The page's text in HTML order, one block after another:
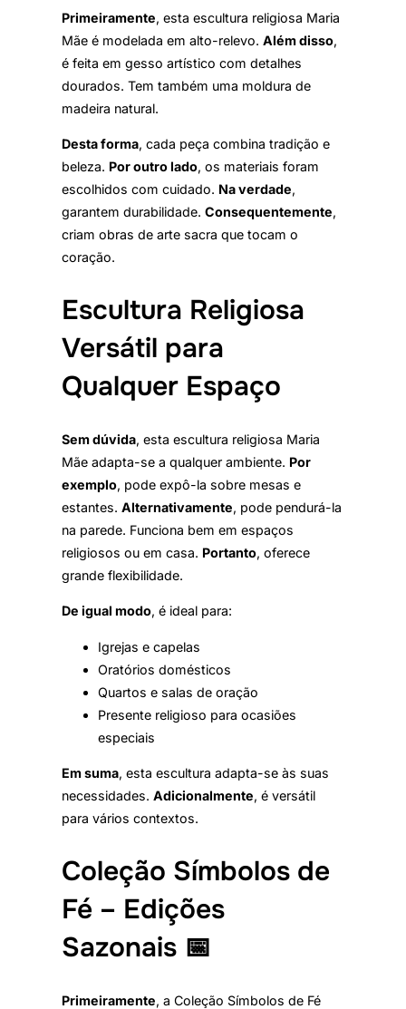
Primeiramente, esta escultura religiosa Maria
Mãe é modelada em alto-relevo. Além disso,
é feita em gesso artístico com detalhes
dourados. Tem também uma moldura de
madeira natural.
Desta forma, cada peça combina tradição e
beleza. Por outro lado, os materiais foram
escolhidos com cuidado. Na verdade,
garantem durabilidade. Consequentemente,
criam obras de arte sacra que tocam o
coração.
Escultura Religiosa
Versátil para
Qualquer Espaço
Sem dúvida, esta escultura religiosa Maria
Mãe adapta-se a qualquer ambiente. Por
exemplo, pode expô-la sobre mesas e
estantes. Alternativamente, pode pendurá-la
na parede. Funciona bem em espaços
religiosos ou em casa. Portanto, oferece
grande flexibilidade.
De igual modo, é ideal para:
Igrejas e capelas
Oratórios domésticos
Quartos e salas de oração
Presente religioso para ocasiões
especiais
Em suma, esta escultura adapta-se às suas
necessidades. Adicionalmente, é versátil
para vários contextos.
Coleção Símbolos de
Fé – Edições
Sazonais 📅
Primeiramente, a Coleção Símbolos de Fé